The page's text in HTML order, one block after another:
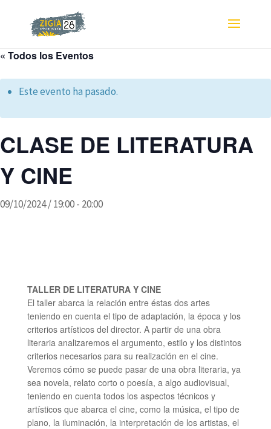
« Todos los Eventos
Este evento ha pasado.
CLASE DE LITERATURA
Y CINE
09/10/2024 / 19:00- 20:00
TALLER DE LITERATURA Y CINE
El taller abarca la relación entre éstas dos artes
teniendo en cuenta el tipo de adaptación, la época y los
criterios artísticos del director. A partir de una obra
literaria analizaremos el argumento, estilo y los distintos
criterios necesarios para su realización en el cine.
Veremos cómo se puede pasar de una obra literaria, ya
sea novela, relato corto o poesía, a algo audiovisual,
teniendo en cuenta todos los aspectos técnicos y
artísticos que abarca el cine, como la música, el tipo de
plano, la iluminación, la interpretación de los artistas, el